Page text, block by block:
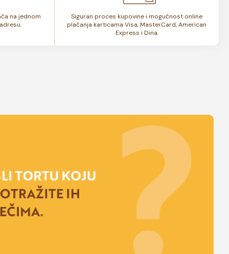
na jednom
Siguran proces kupovine i mogućnost online
plaćanja karticama Visa, MasterCard, American
Express i Dina.